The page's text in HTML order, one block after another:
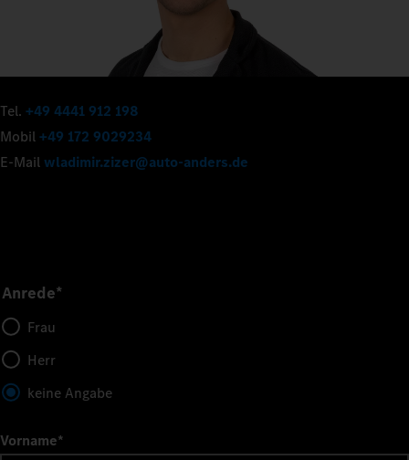
Tel. +49 4441 912 198
Mobil+49 172 9029234
E-Mail wladimir.zizer@auto-anders.de
Anrede*
Frau
Herr
keine Angabe
Vorname*